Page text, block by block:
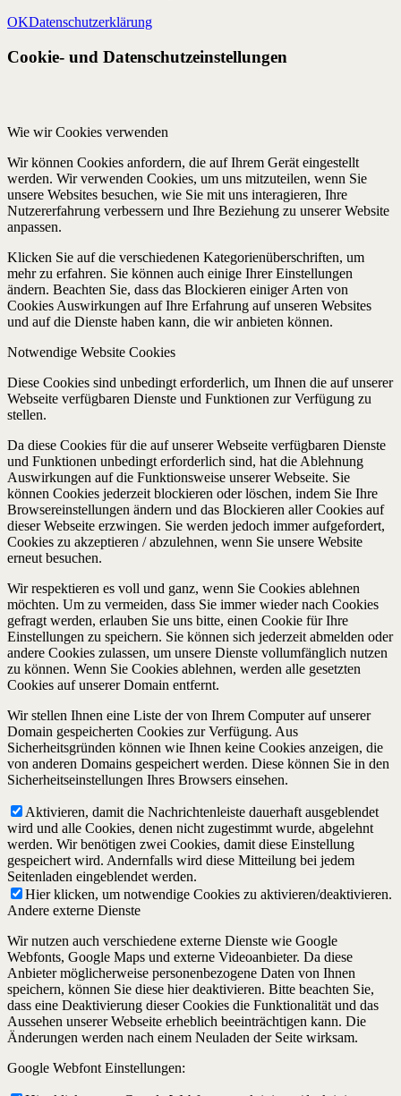
OKDatenschutzerklärung
Cookie- und Datenschutzeinstellungen
Wie wir Cookies verwenden
Wir können Cookies anfordern, die auf Ihrem Gerät eingestellt
werden. Wir verwenden Cookies, um uns mitzuteilen, wenn Sie
unsere Websites besuchen, wie Sie mit uns interagieren, Ihre
Nutzererfahrung verbessern und Ihre Beziehung zu unserer Website
anpassen.
Klicken Sie auf die verschiedenen Kategorienüberschriften, um
mehr zu erfahren. Sie können auch einige Ihrer Einstellungen
ändern. Beachten Sie, dass das Blockieren einiger Arten von
Cookies Auswirkungen auf Ihre Erfahrung auf unseren Websites
und auf die Dienste haben kann, die wir anbieten können.
Notwendige Website Cookies
Diese Cookies sind unbedingt erforderlich, um Ihnen die auf unserer
Webseite verfügbaren Dienste und Funktionen zur Verfügung zu
stellen.
Da diese Cookies für die auf unserer Webseite verfügbaren Dienste
und Funktionen unbedingt erforderlich sind, hat die Ablehnung
Auswirkungen auf die Funktionsweise unserer Webseite. Sie
können Cookies jederzeit blockieren oder löschen, indem Sie Ihre
Browsereinstellungen ändern und das Blockieren aller Cookies auf
dieser Webseite erzwingen. Sie werden jedoch immer aufgefordert,
Cookies zu akzeptieren / abzulehnen, wenn Sie unsere Website
erneut besuchen.
Wir respektieren es voll und ganz, wenn Sie Cookies ablehnen
möchten. Um zu vermeiden, dass Sie immer wieder nach Cookies
gefragt werden, erlauben Sie uns bitte, einen Cookie für Ihre
Einstellungen zu speichern. Sie können sich jederzeit abmelden oder
andere Cookies zulassen, um unsere Dienste vollumfänglich nutzen
zu können. Wenn Sie Cookies ablehnen, werden alle gesetzten
Cookies auf unserer Domain entfernt.
Wir stellen Ihnen eine Liste der von Ihrem Computer auf unserer
Domain gespeicherten Cookies zur Verfügung. Aus
Sicherheitsgründen können wie Ihnen keine Cookies anzeigen, die
von anderen Domains gespeichert werden. Diese können Sie in den
Sicherheitseinstellungen Ihres Browsers einsehen.
Aktivieren, damit die Nachrichtenleiste dauerhaft ausgeblendet
wird und alle Cookies, denen nicht zugestimmt wurde, abgelehnt
werden. Wir benötigen zwei Cookies, damit diese Einstellung
gespeichert wird. Andernfalls wird diese Mitteilung bei jedem
Seitenladen eingeblendet werden.
Hier klicken, um notwendige Cookies zu aktivieren/deaktivieren.
Andere externe Dienste
Wir nutzen auch verschiedene externe Dienste wie Google
Webfonts, Google Maps und externe Videoanbieter. Da diese
Anbieter möglicherweise personenbezogene Daten von Ihnen
speichern, können Sie diese hier deaktivieren. Bitte beachten Sie,
dass eine Deaktivierung dieser Cookies die Funktionalität und das
Aussehen unserer Webseite erheblich beeinträchtigen kann. Die
Änderungen werden nach einem Neuladen der Seite wirksam.
Google Webfont Einstellungen: